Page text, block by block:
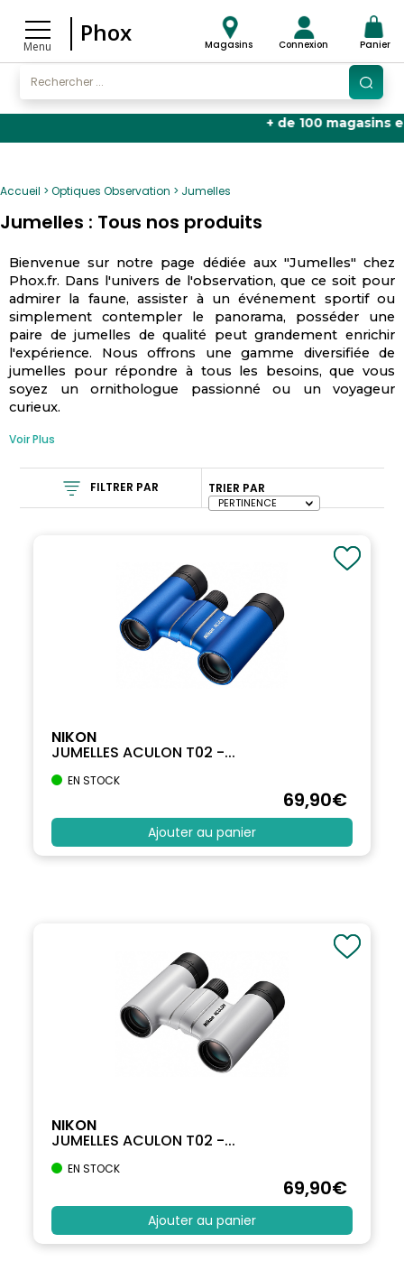
Menu
Phox Magasins Connexion Panier
+ de 100 magasins en
Accueil Optiques Observation Jumelles
Jumelles : Tous nos produits
Bienvenue sur notre page dédiée aux "Jumelles" chez
Phox.fr. Dans l'univers de l'observation, que ce soit pour
admirer la faune, assister à un événement sportif ou
simplement contempler le panorama, posséder une
paire de jumelles de qualité peut grandement enrichir
l'expérience. Nous offrons une gamme diversifiée de
jumelles pour répondre à tous les besoins, que vous
soyez un ornithologue passionné ou un voyageur
curieux.
Voir Plus
FILTRER PAR TRIER PAR
NIKON
JUMELLES ACULON T02 -...
EN STOCK
69,90€
Ajouter au panier
NIKON
JUMELLES ACULON T02 -...
EN STOCK
69,90€
Ajouter au panier